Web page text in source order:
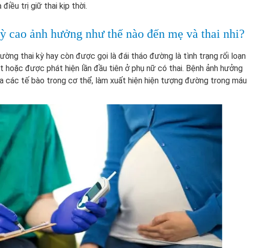
điều trị giữ thai kịp thời.
cao ảnh hưởng như thế nào đến mẹ và thai nhi?
thai kỳ hay còn được gọi là đái tháo đường là tình trạng rối loạn
được phát hiện lần đầu tiên ở phụ nữ có thai. Bệnh ảnh hưởng
các tế bào trong cơ thể, làm xuất hiện hiện tượng đường trong máu